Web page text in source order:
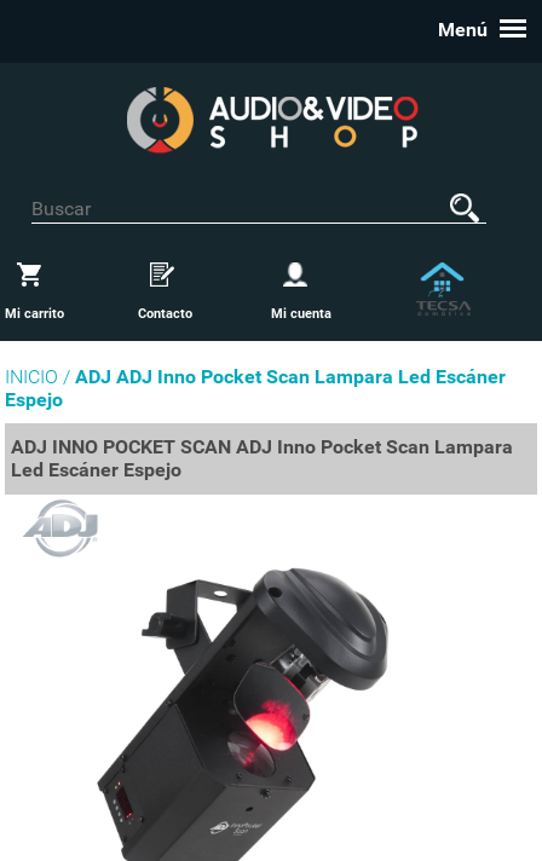
Menú
Mi carrito Contacto Mi cuenta
INICIO /ADJ ADJ Inno Pocket Scan Lampara Led Escáner
Espejo
ADJ INNO POCKET SCAN ADJ Inno Pocket Scan Lampara
Led Escáner Espejo